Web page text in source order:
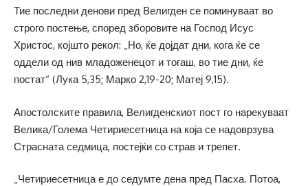
Тие последни денови пред Велигден се поминуваат во
строго постење, според зборовите на Господ Исус
Христос, којшто рекол: „Но, ќе дојдат дни, кога ќе се
оддели од нив младоженецот и тогаш, во тие дни, ќе
постат“ (Лука 5,35; Марко 2,19-20; Матеј 9,15).
Апостолските правила, Велигденскиот пост го нарекуваат
Велика/Голема Четириесетница на која се надоврзува
Страсната седмица, постејќи со страв и трепет.
„Четириесетница е до седумте дена пред Пасха. Потоа,